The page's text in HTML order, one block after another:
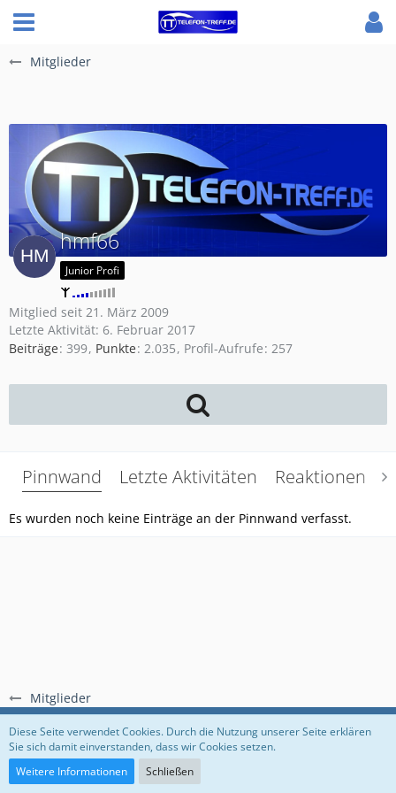
Mitglieder
Mitglieder
hmf66
Junior Profi
Mitglied seit 21. März 2009
Letzte Aktivität: 6. Februar 2017
Beiträge 399 Punkte 2.035 Profil-Aufrufe 257
Pinnwand Letzte Aktivitäten Reaktionen
Es wurden noch keine Einträge an der Pinnwand verfasst.
Regeln Datenschutzerklärung Impressum
Community-Software:
Diese Seite verwendet Cookies. Durch die Nutzung unserer Seite erklären
Sie sich damit einverstanden, dass wir Cookies setzen.
Weitere Informationen
Schließen